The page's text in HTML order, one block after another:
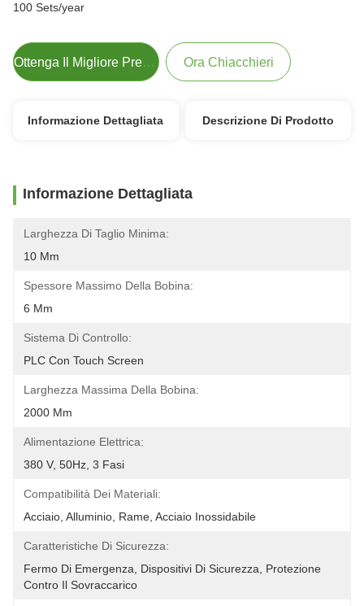
100 Sets/year
Ottenga Il Migliore Prezzo Ora Chiacchieri
Informazione Dettagliata Descrizione Di Prodotto
Informazione Dettagliata
Larghezza Di Taglio Minima:
10 Mm
Spessore Massimo Della Bobina:
6 Mm
Sistema Di Controllo:
PLC Con Touch Screen
Larghezza Massima Della Bobina:
2000 Mm
Alimentazione Elettrica:
380 V, 50Hz, 3 Fasi
Compatibilità Dei Materiali:
Acciaio, Alluminio, Rame, Acciaio Inossidabile
Caratteristiche Di Sicurezza:
Fermo Di Emergenza, Dispositivi Di Sicurezza, Protezione
Contro Il Sovraccarico